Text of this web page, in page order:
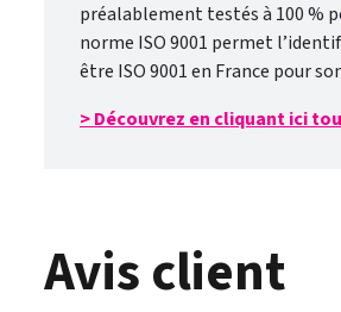
préalablement testés à 100 %
norme ISO 9001 permet
être ISO 9001 en France pour
> Découvrez en cliquant ici
Avis client